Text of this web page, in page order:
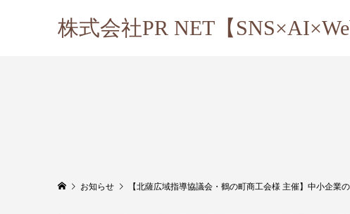
株式会社PR NET【
お知らせ 【北薩広域指導協議会・鶴の町商工会様 主催】中小企